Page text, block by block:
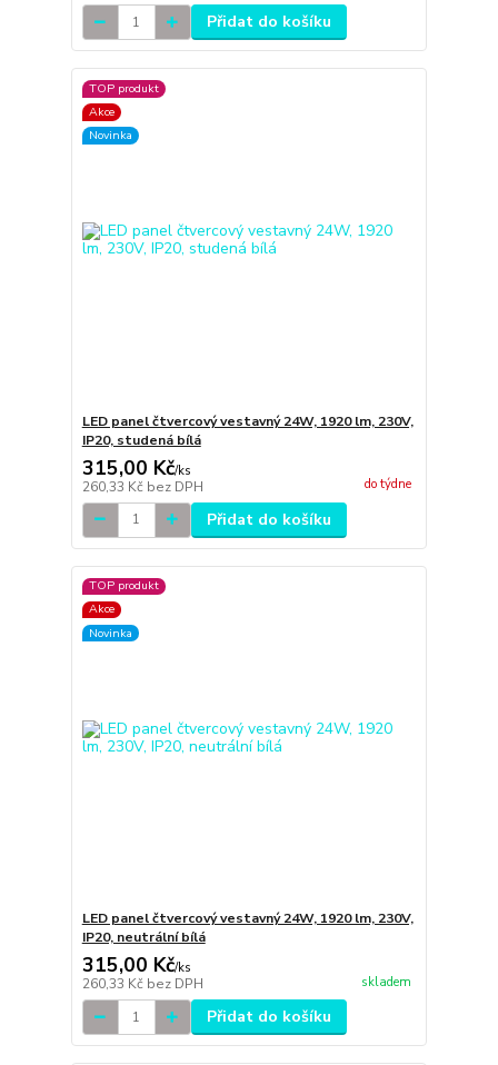
Přidat do košíku
TOP produkt
Akce
Novinka
LED panel čtvercový vestavný 24W, 1920 lm, 230V,
IP20, studená bílá
315,00 Kč/ks
260,33 Kč bez DPH do týdne
Přidat do košíku
TOP produkt
Akce
Novinka
LED panel čtvercový vestavný 24W, 1920 lm, 230V,
IP20, neutrální bílá
315,00 Kč/ks
260,33 Kč bez DPH skladem
Přidat do košíku